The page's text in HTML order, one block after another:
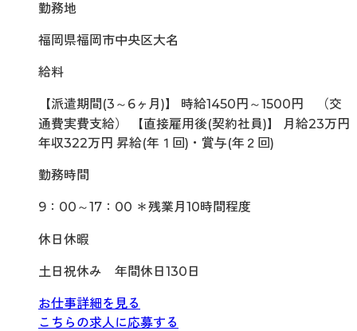
勤務地
福岡県福岡市中央区大名
給料
【派遣期間(3～6ヶ月)】 時給1450円～1500円 （交
通費実費支給） 【直接雇用後(契約社員)】 月給23万円
年収322万円 昇給(年１回)・賞与(年２回)
勤務時間
9：00～17：00 ＊残業月10時間程度
休日休暇
土日祝休み 年間休日130日
お仕事詳細を見る
こちらの求人に応募する